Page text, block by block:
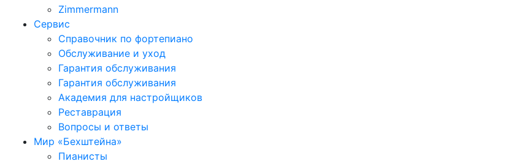
Zimmermann
Сервис
Справочник по фортепиано
Обслуживание и уход
Гарантия обслуживания
Гарантия обслуживания
Академия для настройщиков
Реставрация
Вопросы и ответы
Мир «Бехштейна»
Пианисты